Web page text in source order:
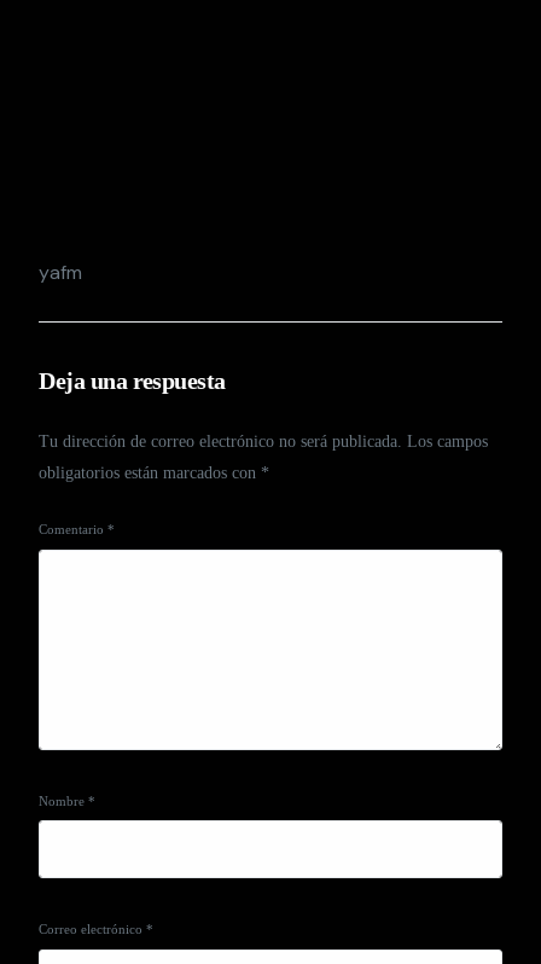
yafm
Deja una respuesta
Tu dirección de correo electrónico no será publicada. Los campos
obligatorios están marcados con *
Comentario*
Nombre*
Correo electrónico*